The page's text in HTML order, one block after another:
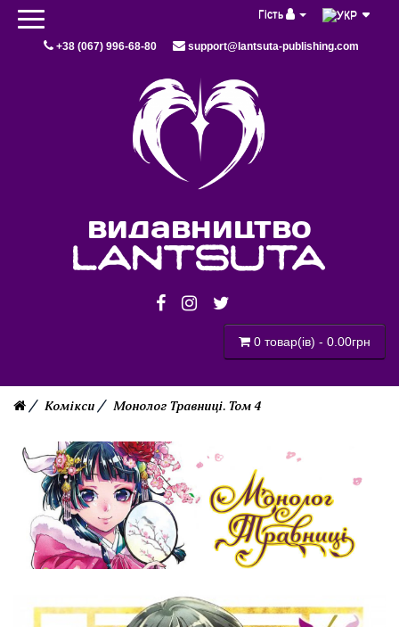
Гість
+38 (067) 996-68-80 support@lantsuta-publishing.com
видавництво
lantsuta
0 товар(ів) - 0.00грн
Комікси Монолог Травниці. Том 4